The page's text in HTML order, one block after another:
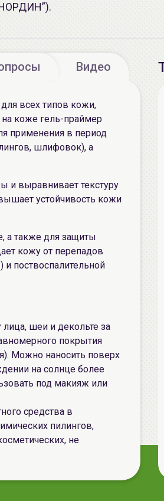
Видео
всех типов кожи,
коже гель-праймер
применения в период
шлифовок), а
и выравнивает текстуру
устойчивость кожи
а также для защиты
кожу от перепадов
поствоспалительной
шеи и декольте за
покрытия
Можно наносить поверх
на солнце более
под макияж или
средства в
пилингов,
не